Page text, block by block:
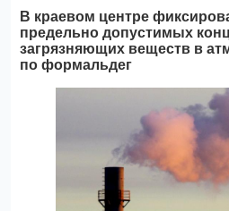
В краевом центре
предельно допустимых
загрязняющих веществ в
по формальдег